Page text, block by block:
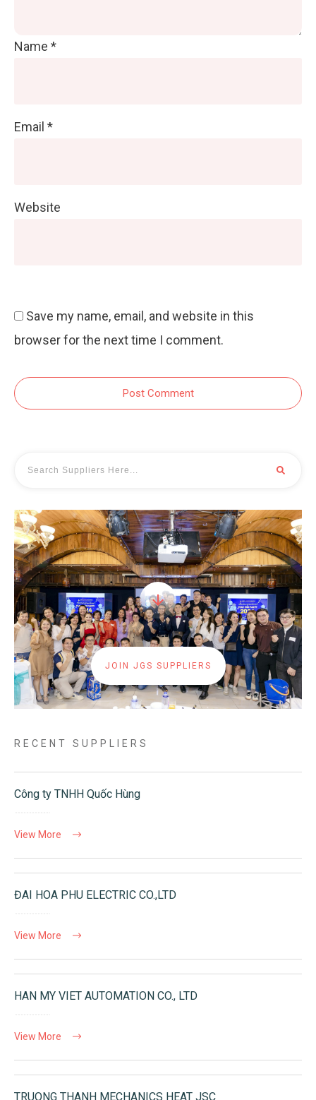
Name *
Email *
Website
Save my name, email, and website in this
browser for the next time I comment.
Post Comment
JOIN JGS SUPPLIERS
RECENT SUPPLIERS
Công ty TNHH Quốc Hùng
View More
ĐAI HOA PHU ELECTRIC CO.,LTD
View More
HAN MY VIET AUTOMATION CO., LTD
View More
TRUONG THANH MECHANICS HEAT JSC